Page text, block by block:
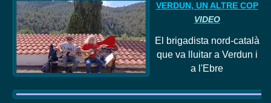
VERDUN, UN ALTRE COP
VIDEO
El brigadista nord-català
que va lluitar a Verdun i
a l'Ebre